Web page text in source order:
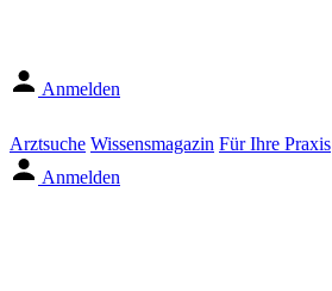
Anmelden
Arztsuche Wissensmagazin Für Ihre Praxis
Anmelden